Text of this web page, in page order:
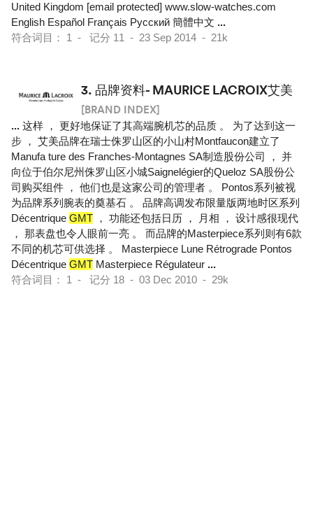
United Kingdom [email protected] www.slow-watches.com
English Español Français Pусский 簡體中文 ...
符合词目： 1 - 记分 11 - 23 Sep 2014 - 21k
3. 品牌资料- MAURICE LACROIX艾美
[BRAND INDEX]
... 这样 ， 更好地保证了其高端腕机芯的品质 。 为了达到这一
步 ， 艾美品牌在瑞士侏罗山区的小山村Montfaucon建立了
Manufa ture des Franches-Montagnes SA制造股份公司 ， 并
向位于伯尔尼州侏罗山区小城Saignelégier的Queloz SA股份公
司购买组件 ， 他们也是这家公司的管理者 。 Pontos系列被视
为品牌系列腕表的奠基石 。 品牌高调发布限量版两地时区系列
Décentrique GMT ， 功能还包括日历 ， 月相 ， 设计感很现代
， 那表盘也令人眼前一亮 。 而品牌的Masterpiece系列则有6款
不同的机芯可供选择 。 Masterpiece Lune Rétrograde Pontos
Décentrique GMT Masterpiece Régulateur ...
符合词目： 1 - 记分 18 - 03 Dec 2010 - 29k